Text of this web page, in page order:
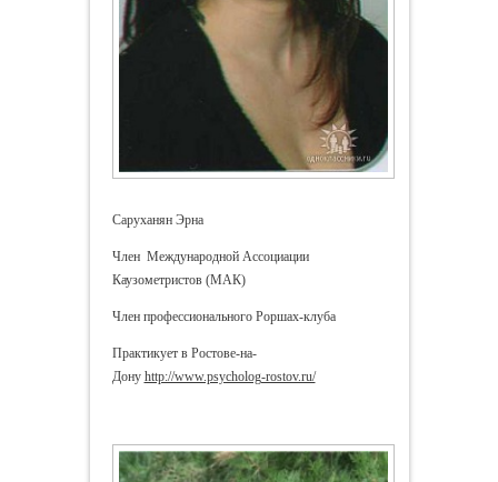
Саруханян Эрна
Член Международной Ассоциации
Каузометристов (МАК)
Член профессионального Роршах-клуба
Практикует в Ростове-на-
Дону http://www.psycholog-rostov.ru/